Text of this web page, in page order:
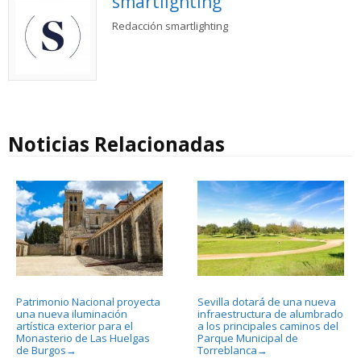
Redacción smartlighting
Noticias Relacionadas
Patrimonio Nacional proyecta
una nueva iluminación
artística exterior para el
Monasterio de Las Huelgas
de Burgos →
Sevilla dotará de una nueva
infraestructura de alumbrado
a los principales caminos del
Parque Municipal de
Torreblanca →